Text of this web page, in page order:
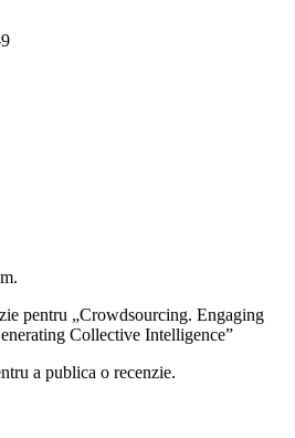
pentru „Crowdsourcing. Engaging
Collective Intelligence”
a publica o recenzie.